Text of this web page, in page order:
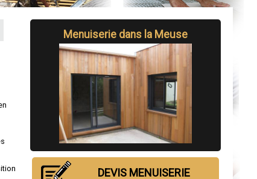
Menuiserie dans la Meuse
DEVIS MENUISERIE